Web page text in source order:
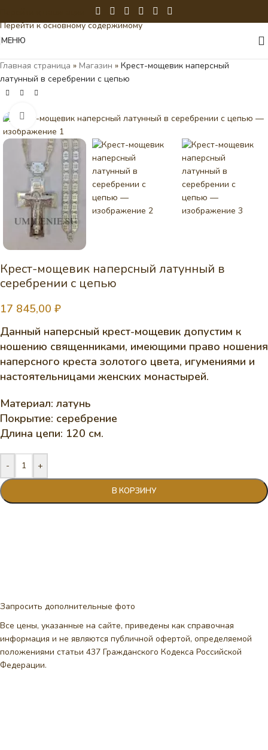
Перейти к основному содержимому
МЕНЮ
Главная страница » Магазин » Крест-мощевик наперсный
латунный в серебрении с цепью
Нажмите, чтобы увеличить
Крест-мощевик наперсный латунный в
серебрении с цепью
17 845,00 ₽
Данный наперсный крест-мощевик допустим к
ношению священниками, имеющими право ношения
наперсного креста золотого цвета, игумениями и
настоятельницами женских монастырей.
Материал: латунь
Покрытие: серебрение
Длина цепи: 120 см.
- +
В КОРЗИНУ
Запросить дополнительные фото
Все цены, указанные на сайте, приведены как справочная
информация и не являются публичной офертой, определяемой
положениями статьи 437 Гражданского Кодекса Российской
Федерации.